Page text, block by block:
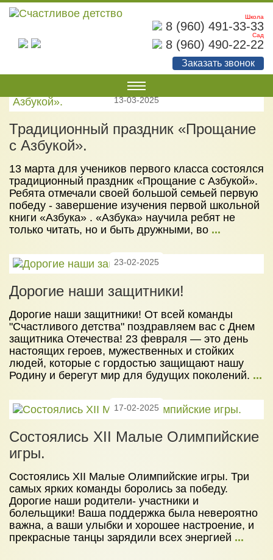
8 (960) 491-33-33
Школа
8 (960) 490-22-22
Сад
Заказать звонок
Наши документы
Советы родителям
Фотогалерея
УСЛУГИ
Детский сад
Начальная школа
ЦЕНЫ
НАБОР В ШКОЛУ 2026
КОНТАКТЫ
НОВОСТИ
13-03-2025
Традиционный праздник «Прощание
с Азбукой».
13 марта для учеников первого класса состоялся
традиционный праздник «Прощание с Азбукой».
Ребята отмечали своей большой семьей первую
победу - завершение изучения первой школьной
книги «Азбука» . «Азбука» научила ребят не
только читать, но и быть дружными, во ...
23-02-2025
Дорогие наши защитники!
Дорогие наши защитники! От всей команды
"Счастливого детства" поздравляем вас с Днем
защитника Отечества! 23 февраля — это день
настоящих героев, мужественных и стойких
людей, которые с гордостью защищают нашу
Родину и берегут мир для будущих поколений. ...
17-02-2025
Состоялись XII Малые Олимпийские
игры.
Состоялись XII Малые Олимпийские игры. Три
самых ярких команды боролись за победу.
Дорогие наши родители- участники и
болельщики! Ваша поддержка была невероятно
важна, а ваши улыбки и хорошее настроение, и
прекрасные танцы зарядили всех энергией ...